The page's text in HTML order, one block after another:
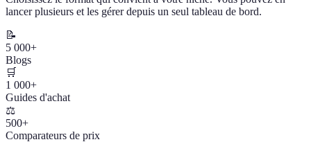
lancer plusieurs et les gérer depuis un seul tableau de bord.
📝
5 000+
Blogs
🛒
1 000+
Guides d'achat
⚖️
500+
Comparateurs de prix